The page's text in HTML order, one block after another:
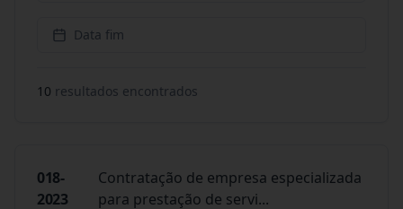
Data fim
10 resultados encontrados
018-
2023
Contratação de empresa especializada
para prestação de servi...